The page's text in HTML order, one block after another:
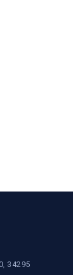
34295